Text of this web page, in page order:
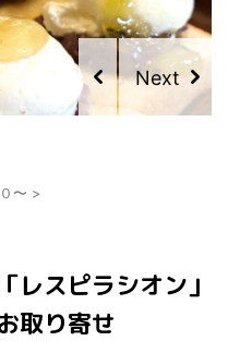
〜 >
スピラシオン」
取り寄せ